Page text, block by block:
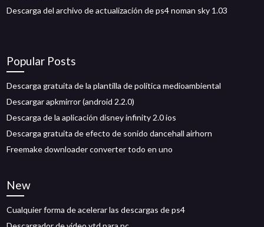
Descarga del archivo de actualización de ps4 noman sky 1.03
Popular Posts
Descarga gratuita de la plantilla de política medioambiental
Descargar apkmirror (android 2.2.0)
Descarga de la aplicación disney infinity 2.0 ios
Descarga gratuita de efecto de sonido dancehall airhorn
Freemake downloader converter todo en uno
New
Cualquier forma de acelerar las descargas de ps4